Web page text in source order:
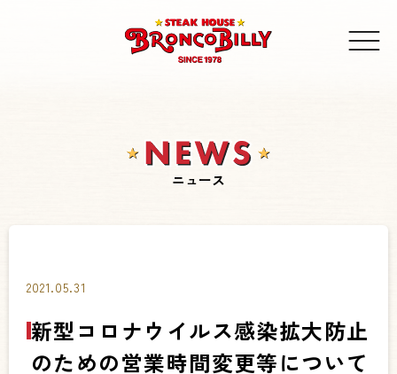
ニュース
2021.05.31
新型コロナウイルス感染拡大防止
のための営業時間変更等について